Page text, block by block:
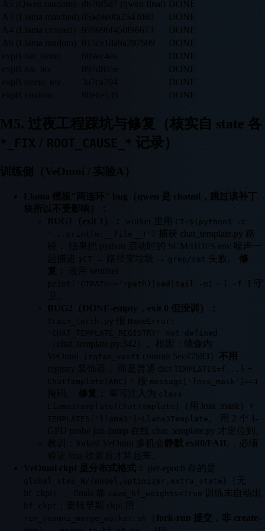
db76f5d7 (qwen final) DONE
05ad9e0fa2543080
DONE
978696f450f96673
DONE
015ce1da9a297509
DONE
expB nat_nemo
609ec4ea
DONE
expB nat_tex
897d855e
DONE
expB nemo_tex
3a7ca704
DONE
expB random
80e6e535 DONE
M5. 过夜工程踩坑与修复（核实自 state 各
ROOT_CAUSE_* 记录）
训练侧（VeOmni / 实验A）
Llama 模板"两连环" bug（qwen 是 chatml，跳过该补丁
块所以不受影响）：
BUG1（exit 1）：
worker 里用 CT=$(python3 -c
'...print(m.__file__)')
捕获 chat_template.py 路
径， 结果把 python 启动时的 SCM/HDFS env 噪声一
→ 路径变垃圾 → grep/cat 失败。 修
改用 sentinel
print('CTPATH=>'+path)|sed|tail -n1 + [ -f ]
守
卫。
BUG2（DONE-empty，exit 0 但没训）：
train_torch.py 报 NameError:
'CHAT_TEMPLATE_REGISTRY' not defined
（chat_template.py:342）。根因：镜像内
zqfan_vesft commit 5ec47b83） 不用
registry 装饰器， 而是普通 dict TEMPLATES={...} +
ChatTemplate(ABC) + 按 message['loss_mask']==1
掩码。 重写注入为
class
Llama3Template(ChatTemplate)
（用 loss_mask）+
TEMPLATES['llama3']=Llama3Template
。 用 2 个 1-
GPU probe job dump 在线 chat_template.py 才定位到。
教训：forked VeOmni 多机会 静默 exit0/FAIL
，必须
验证 loss 收敛后才算起来。
VeOmni ckpt 是分布式格式：
per-epoch 存的是
global_step_N/{model,optimizer,extra_state}
（无
hf_ckpt）。 finals 靠
save_hf_weights=True 训练末自动出
hf_ckpt ；要转早期 ckpt 用
run_veomni_merge_worker.sh （ fork-run 提交，非 create-